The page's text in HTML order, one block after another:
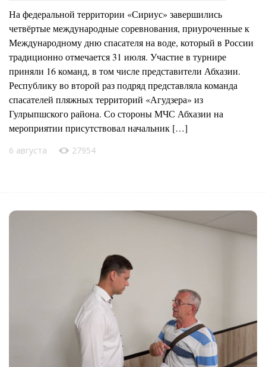
На федеральной территории «Сириус» завершились
четвёртые международные соревнования, приуроченные к
Международному дню спасателя на воде, который в России
традиционно отмечается 31 июля. Участие в турнире
приняли 16 команд, в том числе представители Абхазии.
Республику во второй раз подряд представляла команда
спасателей пляжных территорий «Агудзера» из
Гулрыпшского района. Со стороны МЧС Абхазии на
мероприятии присутствовал начальник […]
6 августа 27954